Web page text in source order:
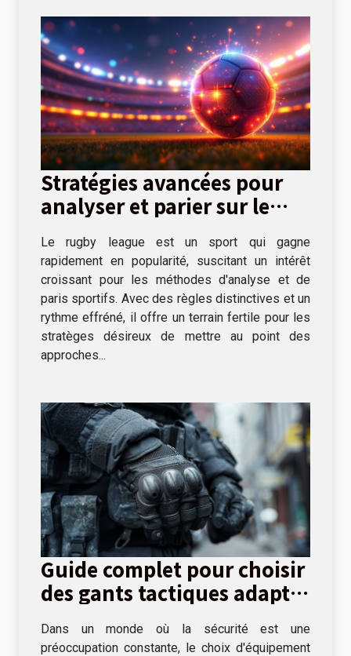
Stratégies avancées pour
analyser et parier sur le
rugby league
Le rugby league est un sport qui gagne
rapidement en popularité, suscitant un intérêt
croissant pour les méthodes d'analyse et de
paris sportifs. Avec des règles distinctives et un
rythme effréné, il offre un terrain fertile pour les
stratèges désireux de mettre au point des
approches...
Guide complet pour choisir
des gants tactiques adaptés
professionnelles
Dans un monde où la sécurité est une
préoccupation constante, le choix d'équipement